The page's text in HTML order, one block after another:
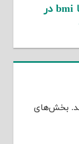
نحوه محاسبه بی ام ای یا bmi در
بخش‌های